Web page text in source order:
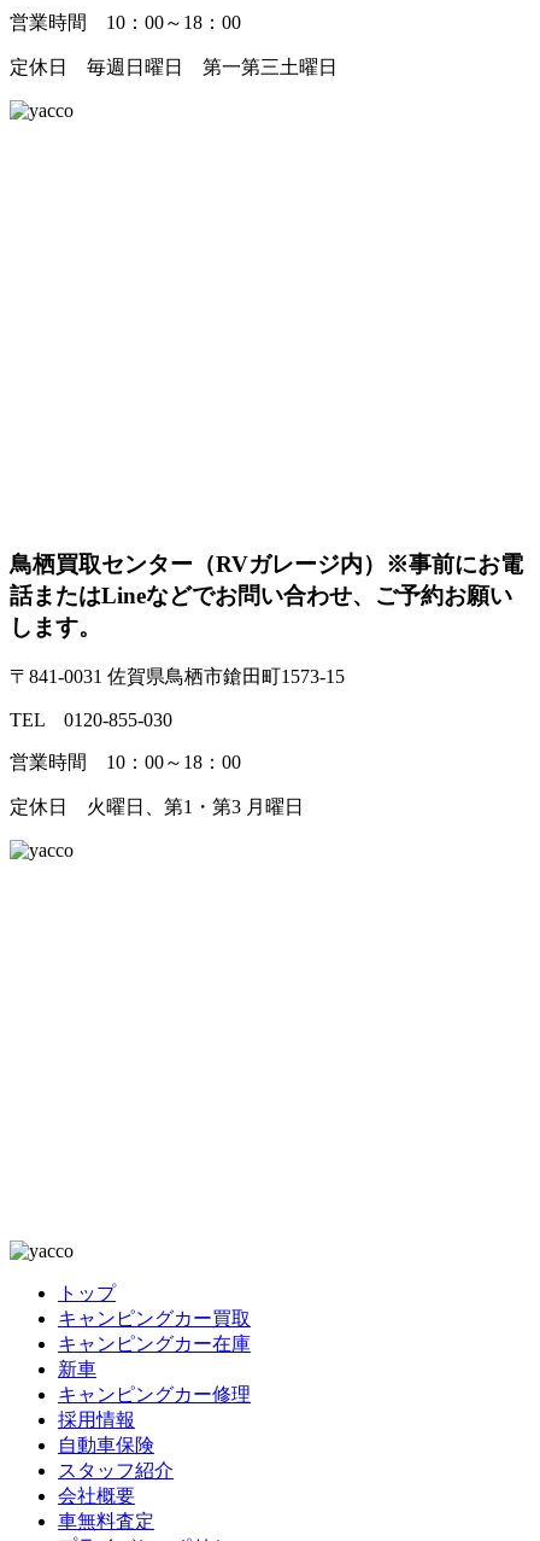
営業時間 10：00～18：00
定休日 毎週日曜日 第一第三土曜日
鳥栖買取センター（RVガレージ内） ※事前にお電
話またはLineなどでお問い合わせ、ご予約お願い
します。
〒841-0031 佐賀県鳥栖市鎗田町1573-15
TEL 0120-855-030
営業時間 10：00～18：00
定休日 火曜日、第1・第3 月曜日
トップ
キャンピングカー買取
キャンピングカー在庫
新車
キャンピングカー修理
採用情報
自動車保険
スタッフ紹介
会社概要
車無料査定